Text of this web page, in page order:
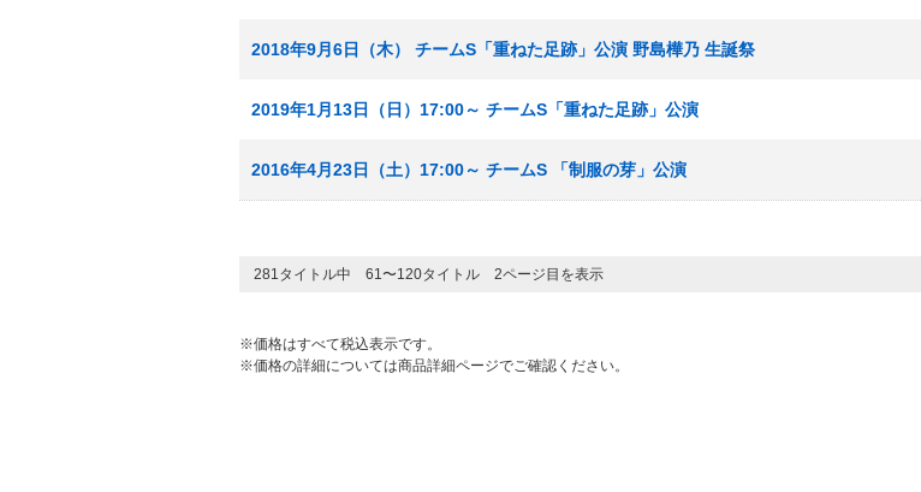
2018年9月6日（木） チームS「重ねた足跡」公演 野島樺乃 生誕祭
2019年1月13日（日）17:00～ チームS「重ねた足跡」公演
2016年4月23日（土）17:00～ チームS 「制服の芽」公演
281タイトル中 61〜120タイトル 2ページ目を表示
※価格はすべて税込表示です。
※価格の詳細については商品詳細ページでご確認ください。